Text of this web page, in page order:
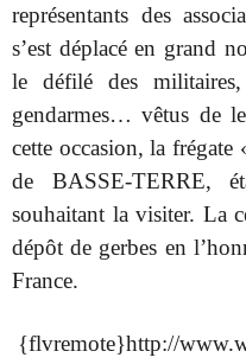
représentants des
s’est déplacé en grand
le défilé des
gendarmes… vêtus de
cette occasion, la
de BASSE-TERRE,
souhaitant la visiter. La
dépôt de gerbes en
France.
{flvremote}http://